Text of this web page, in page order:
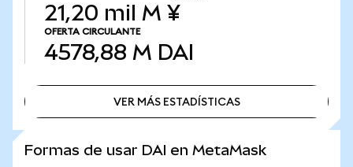
21,20 mil M ¥
OFERTA CIRCULANTE
4578,88 M DAI
VER MÁS ESTADÍSTICAS
Formas de usar DAI en MetaMask